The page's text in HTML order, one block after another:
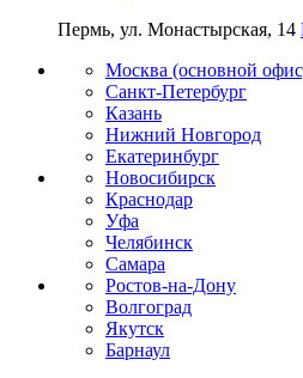
Пермь, ул. Монастырская, 14
Москва (основной
Санкт-Петербург
Казань
Нижний Новгород
Екатеринбург
Новосибирск
Краснодар
Уфа
Челябинск
Самара
Ростов-на-Дону
Волгоград
Якутск
Барнаул